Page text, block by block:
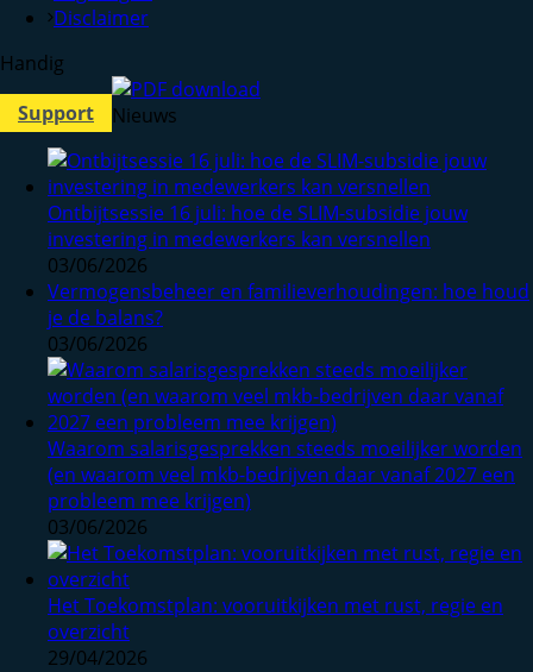
Disclaimer
Handig
Support
Nieuws
Ontbijtsessie 16 juli: hoe de SLIM-subsidie jouw
investering in medewerkers kan versnellen
03/06/2026
Vermogensbeheer en familieverhoudingen: hoe houd
je de balans?
03/06/2026
Waarom salarisgesprekken steeds moeilijker worden
(en waarom veel mkb-bedrijven daar vanaf 2027 een
probleem mee krijgen)
03/06/2026
Het Toekomstplan: vooruitkijken met rust, regie en
overzicht
29/04/2026